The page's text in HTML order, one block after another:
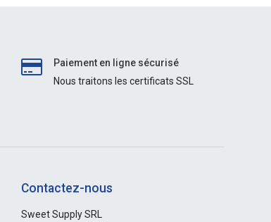
Paiement en ligne sécurisé
Nous traitons les certificats SSL
Contactez-nous
Sweet Supply SRL